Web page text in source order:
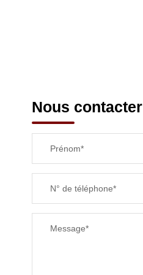
Nous contacter
Prénom*
N° de téléphone*
Message*